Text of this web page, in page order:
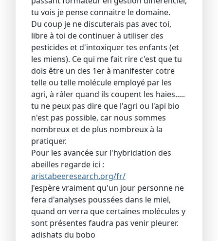
tu vois je pense connaitre le domaine.
Du coup je ne discuterais pas avec toi,
libre à toi de continuer à utiliser des
pesticides et d'intoxiquer tes enfants (et
les miens). Ce qui me fait rire c'est que tu
dois être un des 1er à manifester cotre
telle ou telle molécule employé par les
agri, à râler quand ils coupent les haies.....
tu ne peux pas dire que l'agri ou l'api bio
n'est pas possible, car nous sommes
nombreux et de plus nombreux à la
pratiquer.
Pour les avancée sur l'hybridation des
abeilles regarde ici :
aristabeeresearch.org/fr/
J'espère vraiment qu'un jour personne ne
fera d'analyses poussées dans le miel,
quand on verra que certaines molécules y
sont présentes faudra pas venir pleurer.
adishats du bobo